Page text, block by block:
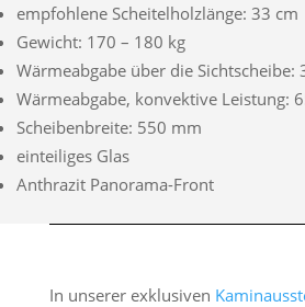
empfohlene Scheitelholzlänge: 33 cm
Gewicht: 170 – 180 kg
Wärmeabgabe über die Sichtscheibe:
Wärmeabgabe, konvektive Leistung:
Scheibenbreite: 550 mm
einteiliges Glas
Anthrazit Panorama-Front
In unserer exklusiven